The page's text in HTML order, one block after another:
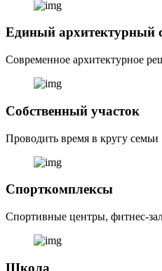
Единый архитектурный
Современное архитектурное
Собственный участок
Проводить время в кругу семьи
Спорткомплексы
Спортивные центры, фитнес-
Школа